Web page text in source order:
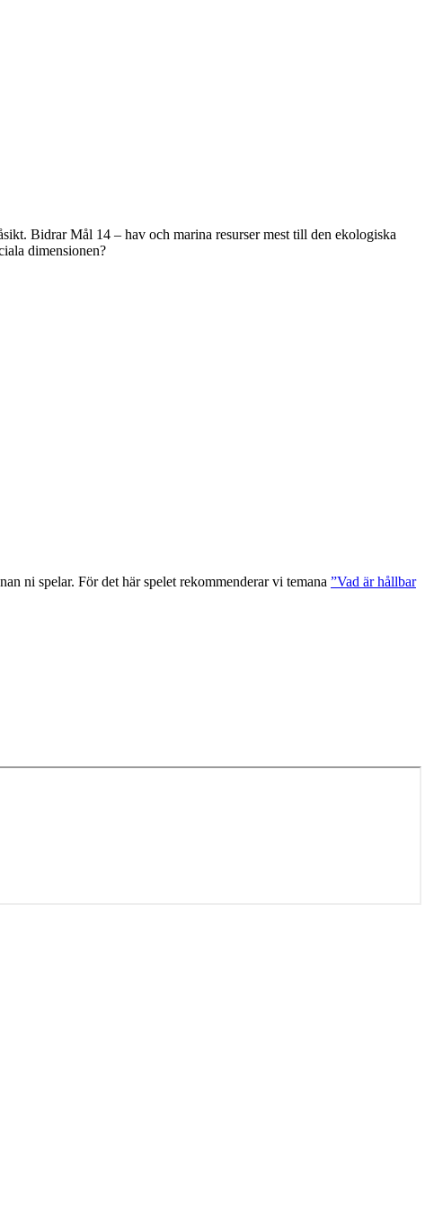
Bidrar Mål 14 – hav och marina resurser mest till den ekologiska
dimensionen?
ni spelar. För det här spelet rekommenderar vi temana ”Vad är hållbar